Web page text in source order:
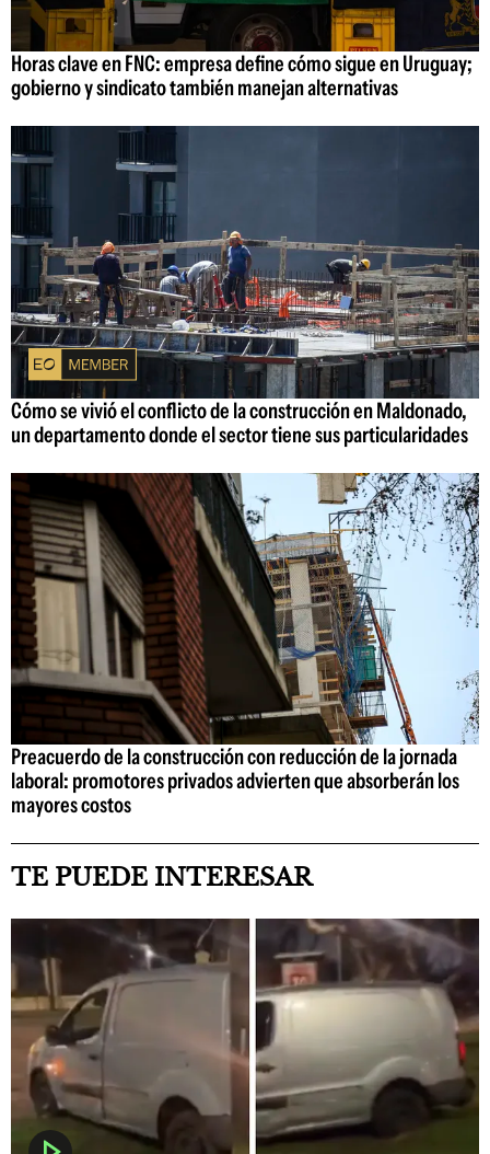
Horas clave en FNC: empresa define cómo sigue en Uruguay;
gobierno y sindicato también manejan alternativas
Cómo se vivió el conflicto de la construcción en Maldonado,
un departamento donde el sector tiene sus particularidades
Preacuerdo de la construcción con reducción de la jornada
laboral: promotores privados advierten que absorberán los
mayores costos
TE PUEDE INTERESAR